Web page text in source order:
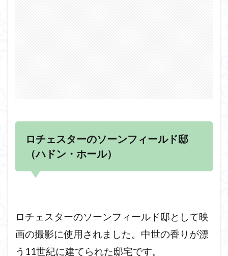
ロチェスターのソーンフィールド邸
（ハドン・ホール）
ロチェスターのソーンフィールド邸として映
画の撮影に使用されました。中世の香りが漂
う11世紀に建てられた邸宅です。